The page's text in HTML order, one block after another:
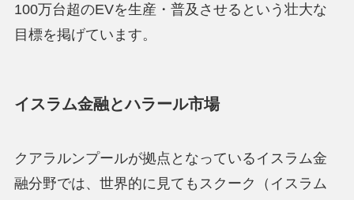
100万台超のEVを生産・普及させるという壮大な
目標を掲げています。
イスラム金融とハラール市場
クアラルンプールが拠点となっているイスラム金
融分野では、世界的に見てもスクーク（イスラム